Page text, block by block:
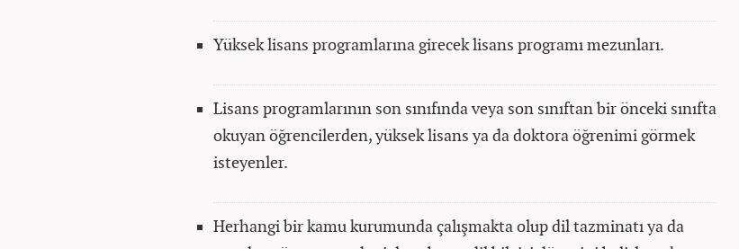
Yüksek lisans programlarına girecek lisans programı mezunları.
Lisans programlarının son sınıfında veya son sınıftan bir önceki sınıfta
okuyan öğrencilerden, yüksek lisans ya da doktora öğrenimi görmek
isteyenler.
Herhangi bir kamu kurumunda çalışmakta olup dil tazminatı ya da